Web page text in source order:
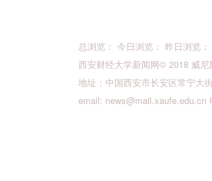
总浏览： 今日浏览： 昨日浏览：
西安财经大学新闻网© 2018 威
地址：中国西安市长安区常宁大
email: news@mail.xaufe.edu.cn